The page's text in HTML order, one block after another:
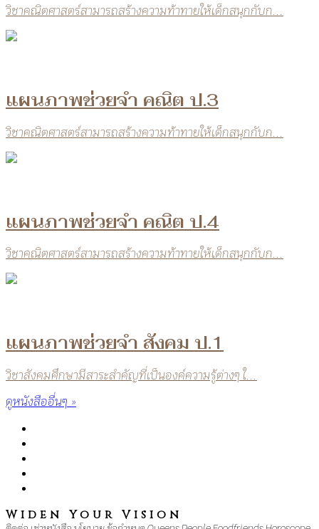
วิชาคณิตศาสตร์สามารถสร้างความท้าทายให้เด็กสนุกกับก...
แผนภาพช่วยจำ คณิต ป.3
วิชาคณิตศาสตร์สามารถสร้างความท้าทายให้เด็กสนุกกับก...
แผนภาพช่วยจำ คณิต ป.4
วิชาคณิตศาสตร์สามารถสร้างความท้าทายให้เด็กสนุกกับก...
แผนภาพช่วยจำ สังคม ป.1
วิชาสังคมศึกษามีสาระสำคัญที่เป็นองค์ความรู้ต่างๆ ใ...
ดูหนังสืออื่นๆ »
Widen Your Vision